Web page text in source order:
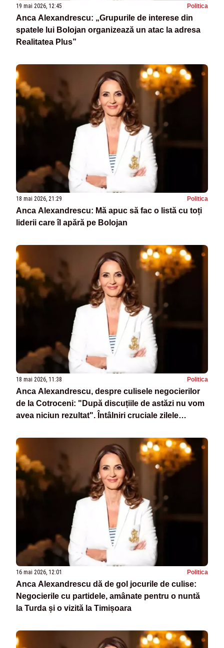
19 mai 2026, 12:45 Politica
Anca Alexandrescu: „Grupurile de interese din
spatele lui Bolojan organizează un atac la adresa
Realitatea Plus”
18 mai 2026, 21:29 Politica
Anca Alexandrescu: Mă apuc să fac o listă cu toți
liderii care îl apără pe Bolojan
18 mai 2026, 11:38 Politica
Anca Alexandrescu, despre culisele negocierilor
de la Cotroceni: "După discuțiile de astăzi nu vom
avea niciun rezultat". Întâlniri cruciale zilele
16 mai 2026, 12:01 Politica
Anca Alexandrescu dă de gol jocurile de culise:
Negocierile cu partidele, amânate pentru o nuntă
la Turda și o vizită la Timișoara